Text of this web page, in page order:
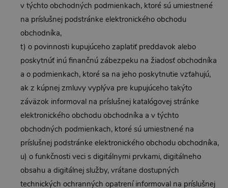
v týchto obchodných podmienkach, ktoré sú umiestnené
na príslušnej podstránke elektronického obchodu
obchodníka,
t) o povinnosti kupujúceho zaplatiť preddavok alebo
poskytnúť inú finančnú zábezpeku na žiadosť obchodníka
a o podmienkach, ktoré sa na jeho poskytnutie vzťahujú,
ak z kúpnej zmluvy vyplýva pre kupujúceho takýto
záväzok informoval na príslušnej katalógovej stránke
elektronického obchodu obchodníka a v týchto
obchodných podmienkach, ktoré sú umiestnené na
príslušnej podstránke elektronického obchodu obchodníka,
u) o funkčnosti veci s digitálnymi prvkami, digitálneho
obsahu a digitálnej služby, vrátane dostupných
technických ochranných opatrení informoval na príslušnej